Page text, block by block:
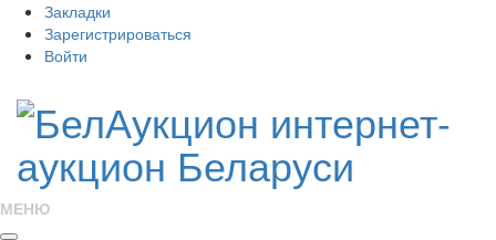
Закладки
Зарегистрироваться
Войти
МЕНЮ